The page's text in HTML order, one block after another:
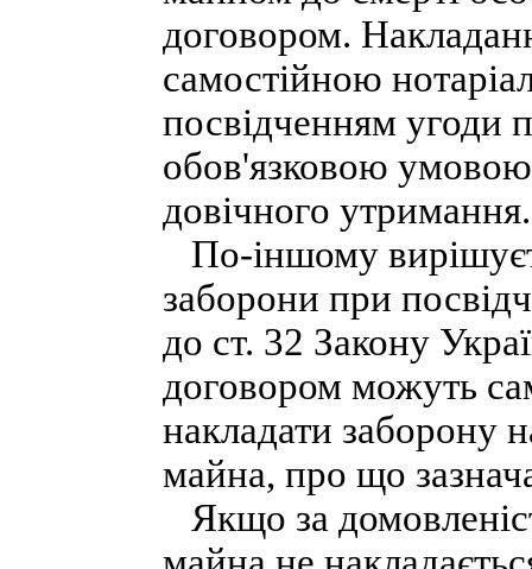
договором.
самостійною
посвідченням угоди
обов'язковою
довічного утримання.
По-іншому
заборони при
до ст. 32 Закону
договором можуть
накладати заборону
майна, про що
Якщо за